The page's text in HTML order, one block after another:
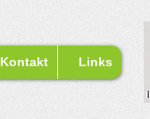
Kontakt Links